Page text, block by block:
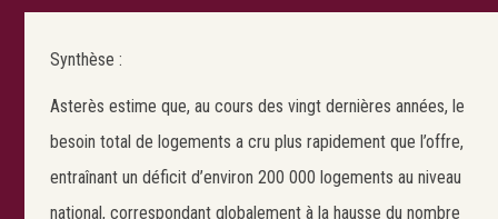
Synthèse :
Asterès estime que, au cours des vingt dernières années, le
besoin total de logements a cru plus rapidement que l’offre,
entraînant un déficit d’environ 200 000 logements au niveau
national, correspondant globalement à la hausse du nombre